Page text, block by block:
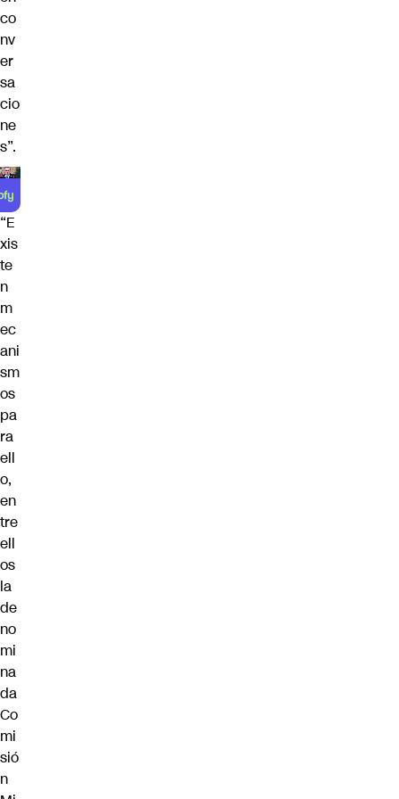
co
nv
er
sa
cio
ne
s”.
“E
xis
te
n
m
ec
ani
sm
os
pa
ra
ell
o,
en
tre
ell
os
la
de
no
mi
na
da
Co
mi
sió
n